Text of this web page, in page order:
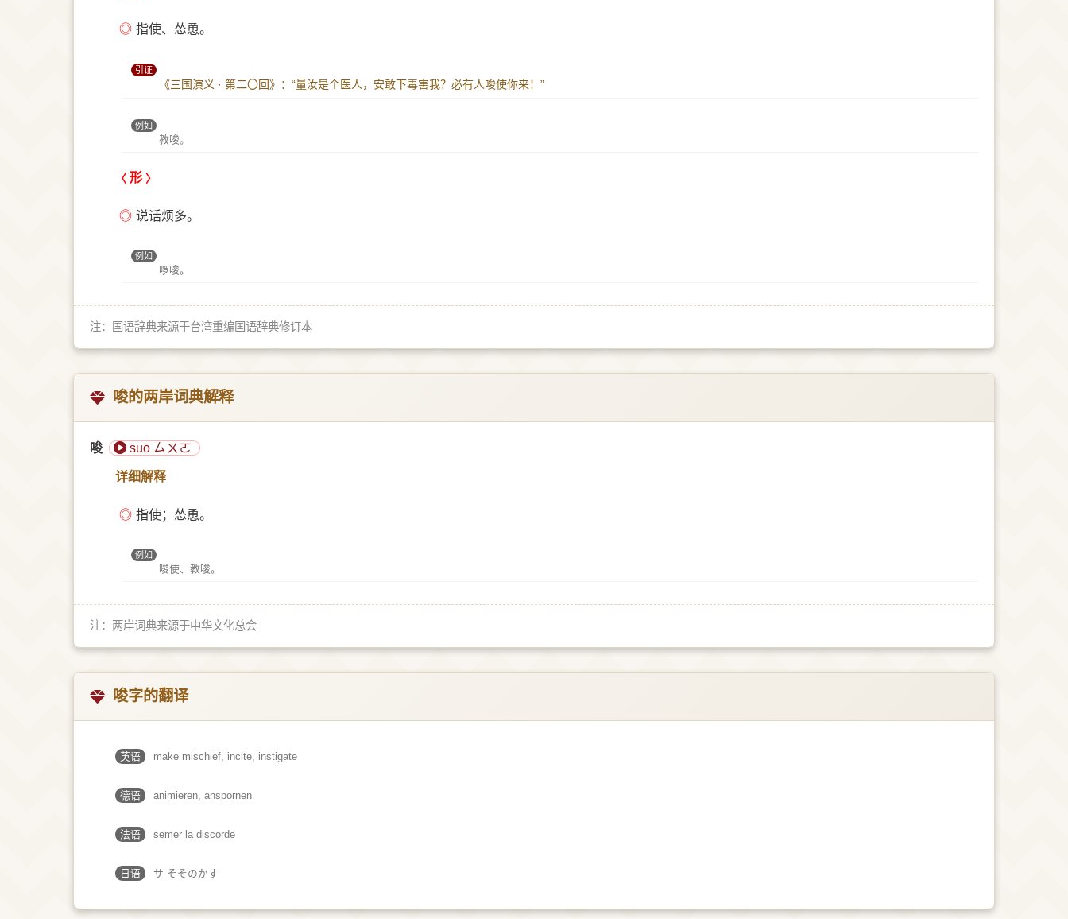
◎ 指使、怂恿。
引证
《三国演义 · 第二〇回》：“量汝是个医人，安敢下毒害我？必有人唆使你来！”
例如
教唆。
形
◎ 说话烦多。
例如
啰唆。
注：国语辞典来源于台湾重编国语辞典修订本
唆的两岸词典解释
唆 suō ㄙㄨㄛ
详细解释
◎ 指使；怂恿。
例如
唆使、教唆。
注：两岸词典来源于中华文化总会
唆字的翻译
英语 make mischief, incite, instigate
德语 animieren, anspornen
法语 semer la discorde
日语 サ そそのかす